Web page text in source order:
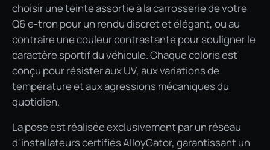
choisir une teinte assortie à la carrosserie de votre
Q6 e-tron pour un rendu discret et élégant, ou au
contraire une couleur contrastante pour souligner le
caractère sportif du véhicule. Chaque coloris est
conçu pour résister aux UV, aux variations de
température et aux agressions mécaniques du
quotidien.
La pose est réalisée exclusivement par un réseau
d'installateurs certifiés AlloyGator, garantissant un